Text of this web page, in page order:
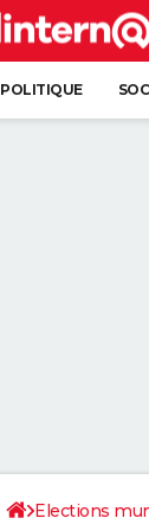
POLITIQUE
Elections